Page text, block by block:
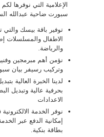
الإعلامية التي نوفرها
سبورت ضاحية عبدالله
الاطفال والمسلسلات
والرياضة.
نؤمن أهم مبرمجين
وتركيب رسيفر بيان
لدينا الخبرة العالية
بحرفية عالية وتبديل
الاعدادات
نوفر الخدمة
إمكانية الدفع عبر
بطاقة بنكية.